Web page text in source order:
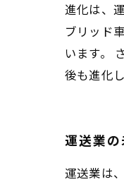
進化は、
ブリッド
います。
後も進化
運送業
運送業は